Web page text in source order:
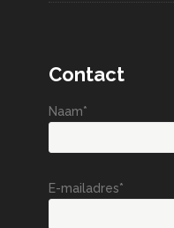
Contact
Naam*
E-mailadres*